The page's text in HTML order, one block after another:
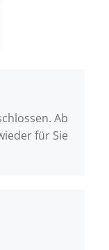
Ab
für Sie